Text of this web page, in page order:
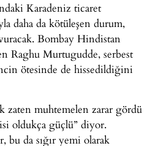
Karadeniz ticaret
daha da kötüleşen durum,
Bombay Hindistan
Raghu Murtugudde, serbest
ötesinde de hissedildiğini
zaten muhtemelen zarar gördü
oldukça güçlü” diyor.
bu da sığır yemi olarak